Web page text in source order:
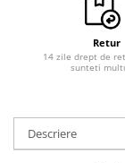
Retur
14 zile drept de
sunteti
Descriere